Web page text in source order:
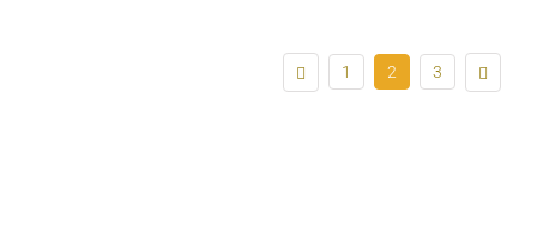
1 2 3